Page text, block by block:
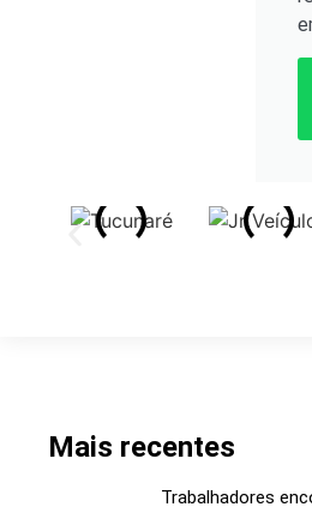
Mais recentes
Trabalhadores